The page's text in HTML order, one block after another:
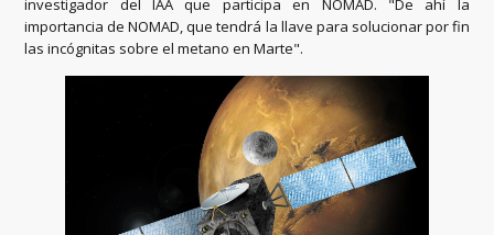
investigador del IAA que participa en NOMAD. "De ahí la
importancia de NOMAD, que tendrá la llave para solucionar por fin
las incógnitas sobre el metano en Marte".